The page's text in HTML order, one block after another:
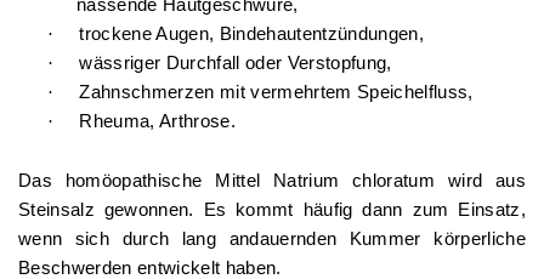
nässende Hautgeschwüre,
·
trockene Augen, Bindehautentzündungen,
·
wässriger Durchfall oder Verstopfung,
·
Zahnschmerzen mit vermehrtem Speichelfluss,
·
Rheuma, Arthrose.
Das homöopathische Mittel Natrium chloratum wird aus
Steinsalz gewonnen. Es kommt häufig dann zum Einsatz,
wenn sich durch lang andauernden Kummer körperliche
Beschwerden entwickelt haben.